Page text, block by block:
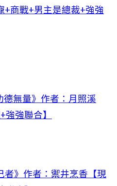
+商戰+男主是總裁+強強
德無量》作者：月照溪
強強聯合】
者》作者：禦井烹香【現